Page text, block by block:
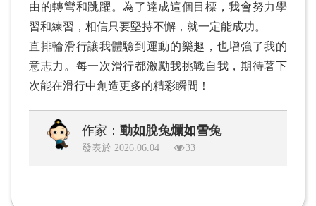
由的轉彎和跳躍。為了達成這個目標，我會努力學
習和練習，相信只要堅持不懈，就一定能成功。
直排輪滑行讓我體驗到運動的樂趣，也增強了我的
意志力。每一次滑行都激勵我挑戰自我，期待著下
次能在滑行中創造更多的精彩瞬間！
作家： 動如脫兔爛如雪兔
發表於 2026.06.04 33